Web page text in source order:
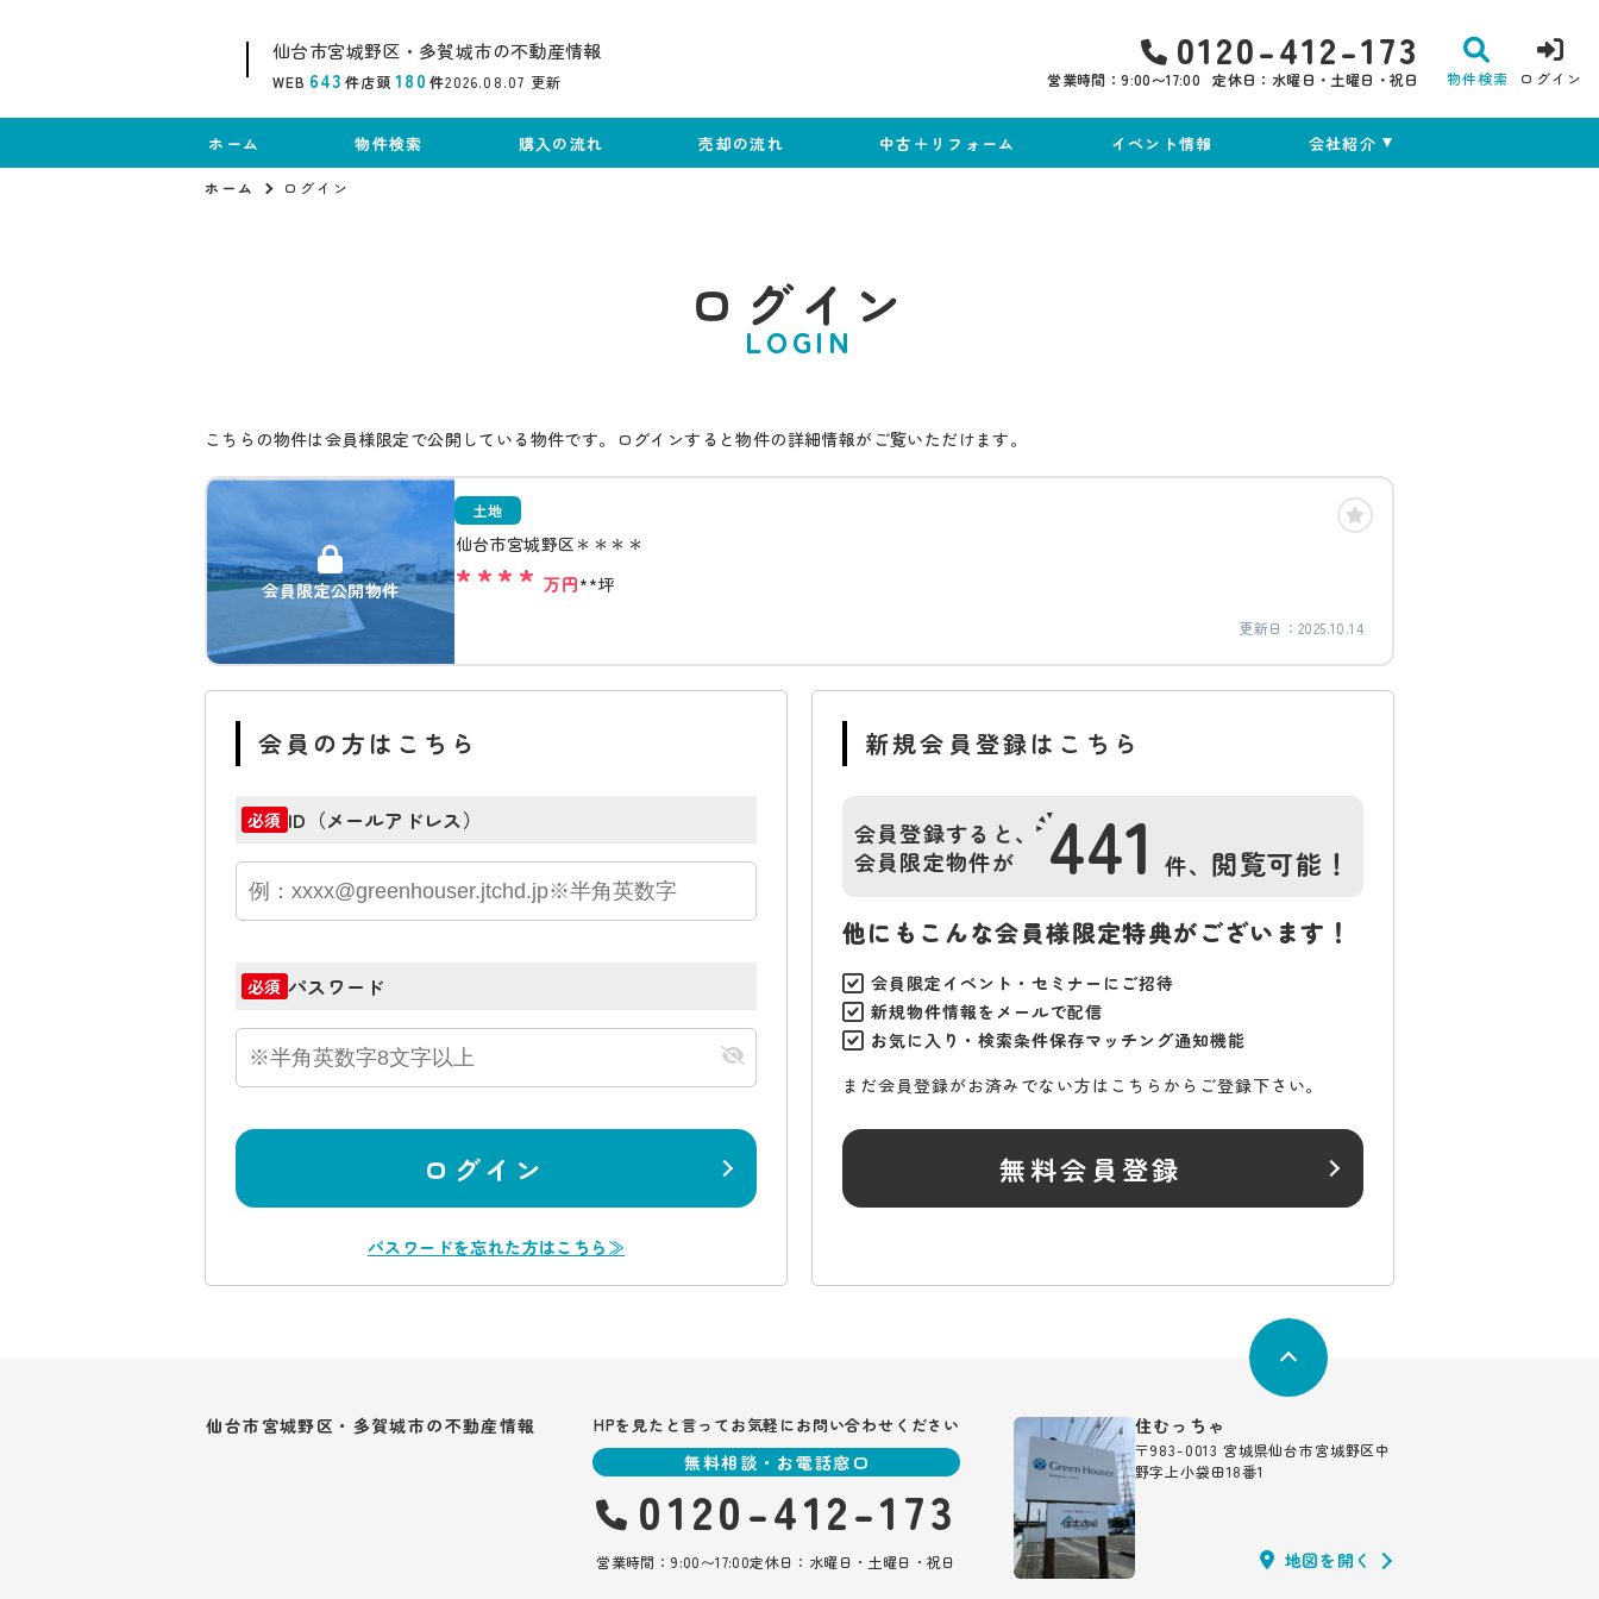
仙台市宮城野区・多賀城市の不動産情報
WEB 643 件店頭 180 件2026.08.07 更新
0120-412-173
営業時間：9:00〜17:00 定休日：水曜日・土曜日・祝日 物件検索 ログイン
ホーム 物件検索 購入の流れ 売却の流れ 中古＋リフォーム イベント情報 会社紹介
ホーム ログイン
ログイン
LOGIN
こちらの物件は会員様限定で公開している物件です。ログインすると物件の詳細情報がご覧いただけます。
会員限定公開物件
土地
仙台市宮城野区＊＊＊＊
**** 万円**坪
更新日： 2025.10.14
会員の方はこちら
必須 ID（メールアドレス）
必須 パスワード
ログイン
パスワードを忘れた方はこちら≫
新規会員登録はこちら
会員登録すると、
会員限定物件が
441 件、 閲覧可能！
他にもこんな会員様限定特典がございます！
会員限定イベント・セミナーにご招待
新規物件情報をメールで配信
お気に入り・検索条件保存マッチング通知機能
まだ会員登録がお済みでない方はこちらからご登録下さい。
無料会員登録
仙台市宮城野区・多賀城市の不動産情報 HPを見たと言ってお気軽にお問い合わせください
無料相談・お電話窓口
0120-412-173
営業時間：9:00〜17:00定休日：水曜日・土曜日・祝日
住むっちゃ
〒983-0013 宮城県仙台市宮城野区中
野字上小袋田18番1
地図を開く